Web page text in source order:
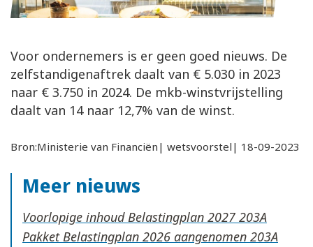
Voor ondernemers is er geen goed nieuws. De
zelfstandigenaftrek daalt van € 5.030 in 2023
naar € 3.750 in 2024. De mkb-winstvrijstelling
daalt van 14 naar 12,7% van de winst.
Bron:Ministerie van Financiën| wetsvoorstel| 18-09-2023
Meer nieuws
Voorlopige inhoud Belastingplan 2027
Pakket Belastingplan 2026 aangenomen